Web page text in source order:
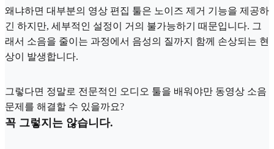
왜냐하면 대부분의 영상 편집 툴은 노이즈 제거 기능을 제공하
긴 하지만, 세부적인 설정이 거의 불가능하기 때문입니다. 그
래서 소음을 줄이는 과정에서 음성의 질까지 함께 손상되는 현
상이 발생합니다.
그렇다면 정말로 전문적인 오디오 툴을 배워야만 동영상 소음
문제를 해결할 수 있을까요?
꼭 그렇지는 않습니다.